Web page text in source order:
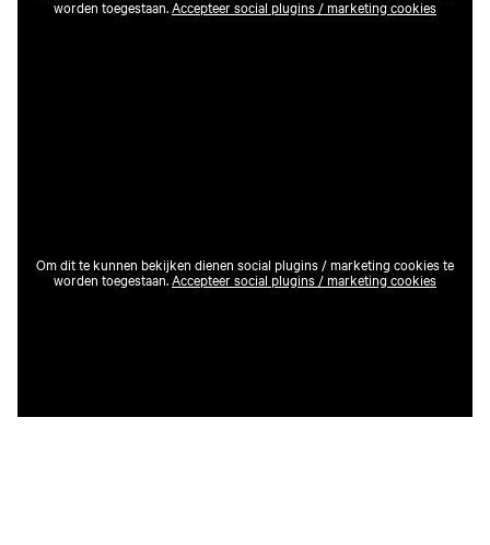
worden toegestaan.Accepteer social plugins / marketing cookies
Om dit te kunnen bekijken dienen social plugins / marketing cookies te
worden toegestaan.Accepteer social plugins / marketing cookies